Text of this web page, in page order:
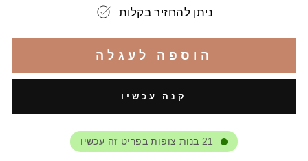
ניתן להחזיר בקלות
הוספה לעגלה
קנה עכשיו
21 בנות צופות בפריט זה עכשיו